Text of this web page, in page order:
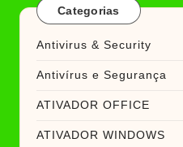
Categorias
Antivirus & Security
Antivírus e Segurança
ATIVADOR OFFICE
ATIVADOR WINDOWS